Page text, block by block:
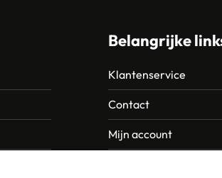
Belangrijke
Klantenservice
Contact
Mijn account